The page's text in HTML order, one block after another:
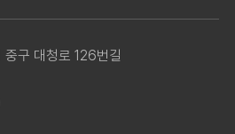
구 대청로 126번길